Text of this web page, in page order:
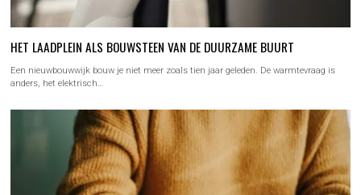
HET LAADPLEIN ALS BOUWSTEEN VAN DE DUURZAME BUURT
Een nieuwbouwwijk bouw je niet meer zoals tien jaar geleden. De warmtevraag is
anders, het elektrisch…